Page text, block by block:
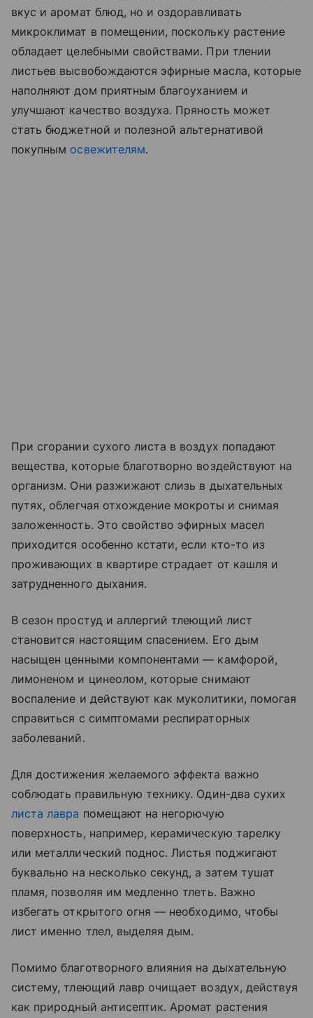
вкус и аромат блюд, но и оздоравливать
микроклимат в помещении, поскольку растение
обладает целебными свойствами. При тлении
листьев высвобождаются эфирные масла, которые
наполняют дом приятным благоуханием и
улучшают качество воздуха. Пряность может
стать бюджетной и полезной альтернативой
покупнымосвежителям.
При сгорании сухого листа в воздух попадают
вещества, которые благотворно воздействуют на
организм. Они разжижают слизь в дыхательных
путях, облегчая отхождение мокроты и снимая
заложенность. Это свойство эфирных масел
приходится особенно кстати, если кто-то из
проживающих в квартире страдает от кашля и
затрудненного дыхания.
В сезон простуд и аллергий тлеющий лист
становится настоящим спасением. Его дым
насыщен ценными компонентами — камфорой,
лимоненом и цинеолом, которые снимают
воспаление и действуют как муколитики, помогая
справиться с симптомами респираторных
заболеваний.
Для достижения желаемого эффекта важно
соблюдать правильную технику. Один-два сухих
листа лавра помещают на негорючую
поверхность, например, керамическую тарелку
или металлический поднос. Листья поджигают
буквально на несколько секунд, а затем тушат
пламя, позволяя им медленно тлеть. Важно
избегать открытого огня — необходимо, чтобы
лист именно тлел, выделяя дым.
Помимо благотворного влияния на дыхательную
систему, тлеющий лавр очищает воздух, действуя
как природный антисептик. Аромат растения